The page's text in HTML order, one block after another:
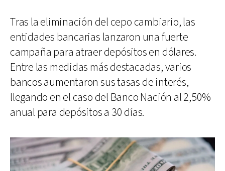
Tras la eliminación del cepo cambiario, las
entidades bancarias lanzaron una fuerte
campaña para atraer depósitos en dólares.
Entre las medidas más destacadas, varios
bancos aumentaron sus tasas de interés,
llegando en el caso del Banco Nación al 2,50%
anual para depósitos a 30 días.